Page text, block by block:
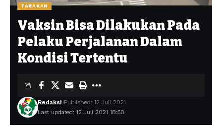
TARAKAN
Vaksin Bisa Dilakukan Pada
Pelaku Perjalanan Dalam
Kondisi Tertentu
Last updated: 12 Juli 2021 18:50
Redaksi Published: 12 Juli 2021